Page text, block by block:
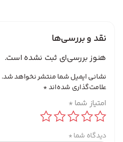
نقد و بررسی‌ها
هنوز بررسی‌ای ثبت نشده است.
نشانی ایمیل شما منتشر نخواهد شد.
علامت‌گذاری شده‌اند*
امتیاز شما *
دیدگاه شما*